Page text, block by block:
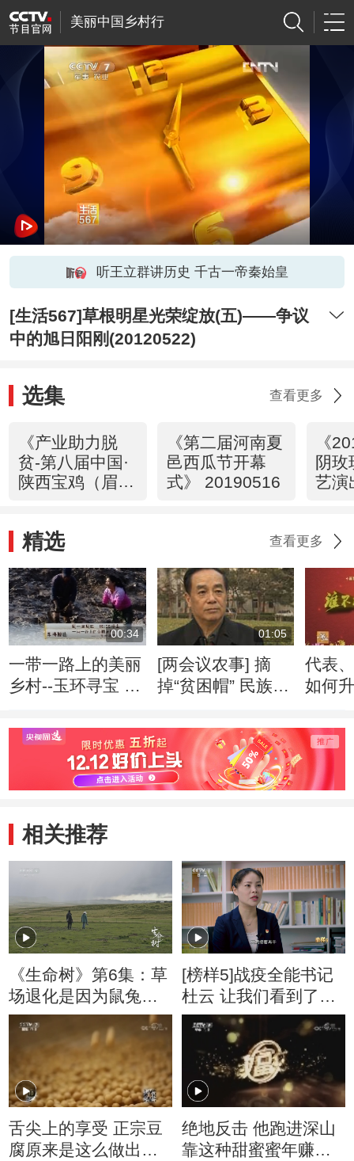
美丽中国乡村行
听王立群讲历史 千古一帝秦始皇
[生活567]草根明星光荣绽放(五)——争议
中的旭日阳刚(20120522)
选集 查看更多
《产业助力脱
贫-第八届中国·
陕西宝鸡（眉
20190822
《第二届河南夏
邑西瓜节开幕
式》 20190516
《
阴玫
艺演
精选 查看更多
00:34
一带一路上的美丽
乡村--玉环寻宝 4
01:05
[两会议农事] 摘
掉“贫困帽” 民族特
代表
如何
委员
利、
代表
相关推荐
《生命树》第6集：草
场退化是因为鼠兔啃
食草根导致的吗？
[榜样5]战疫全能书记
杜云 让我们看到了社
区党员的担当和奉献
舌尖上的享受 正宗豆
腐原来是这么做出来
绝地反击 他跑进深山
靠这种甜蜜蜜年赚四